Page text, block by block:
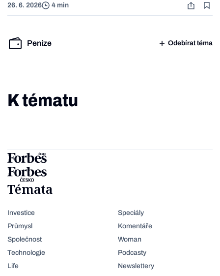
26. 6. 2026 4 min
Peníze Odebírat téma
K tématu
Témata
Investice
Průmysl
Společnost
Technologie
Life
Speciály
Komentáře
Woman
Podcasty
Newslettery